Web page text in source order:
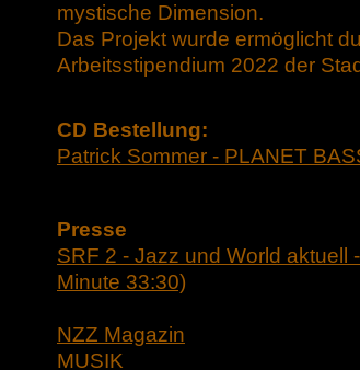
mystische Dimension.
Das Projekt wurde ermöglicht
Arbeitsstipendium 2022 der
CD Bestellung:
Patrick Sommer - PLANET
Presse
SRF 2 - Jazz und World aktuell
Minute 33:30)
NZZ Magazin
MUSIK